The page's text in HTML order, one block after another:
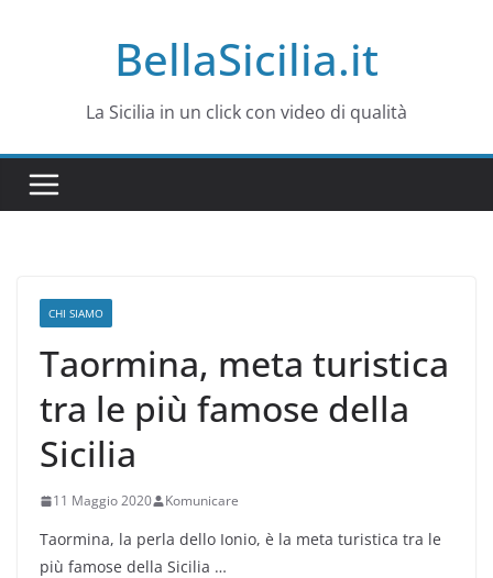
BellaSicilia.it
La Sicilia in un click con video di qualità
CHI SIAMO
Taormina, meta turistica
tra le più famose della
Sicilia
11 Maggio 2020 Komunicare
Taormina, la perla dello Ionio, è la meta turistica tra le
più famose della Sicilia …